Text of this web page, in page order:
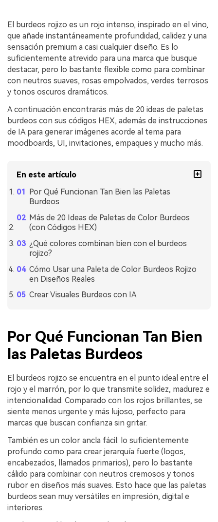
El burdeos rojizo es un rojo intenso, inspirado en el vino,
que añade instantáneamente profundidad, calidez y una
sensación premium a casi cualquier diseño. Es lo
suficientemente atrevido para una marca que busque
destacar, pero lo bastante flexible como para combinar
con neutros suaves, rosas empolvados, verdes terrosos
y tonos oscuros dramáticos.
A continuación encontrarás más de 20 ideas de paletas
burdeos con sus códigos HEX, además de instrucciones
de IA para generar imágenes acorde al tema para
moodboards, UI, invitaciones, empaques y mucho más.
En este artículo
Por Qué Funcionan Tan Bien las Paletas
Burdeos
Más de 20 Ideas de Paletas de Color Burdeos
(con Códigos HEX)
¿Qué colores combinan bien con el burdeos
rojizo?
Cómo Usar una Paleta de Color Burdeos Rojizo
en Diseños Reales
Crear Visuales Burdeos con IA
Por Qué Funcionan Tan Bien
las Paletas Burdeos
El burdeos rojizo se encuentra en el punto ideal entre el
rojo y el marrón, por lo que transmite solidez, madurez e
intencionalidad. Comparado con los rojos brillantes, se
siente menos urgente y más lujoso, perfecto para
marcas que buscan confianza sin gritar.
También es un color ancla fácil: lo suficientemente
profundo como para crear jerarquía fuerte (logos,
encabezados, llamados primarios), pero lo bastante
cálido para combinar con neutros cremosos y tonos
rubor en diseños más suaves. Esto hace que las paletas
burdeos sean muy versátiles en impresión, digital e
interiores.